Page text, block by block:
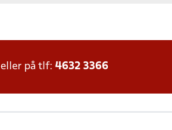
eller på tlf: 4632 3366